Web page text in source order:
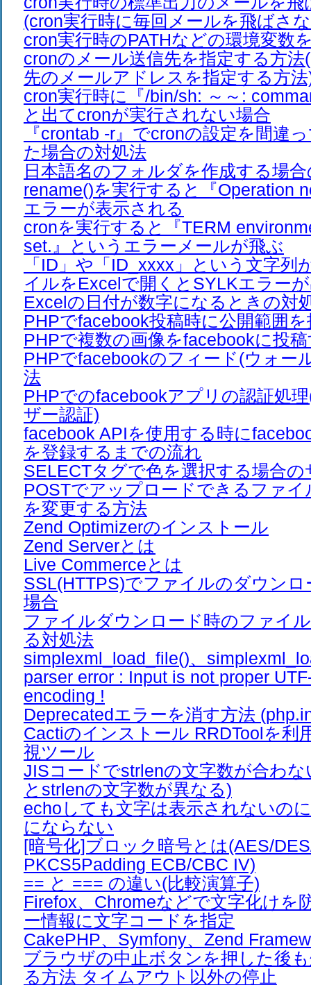
(cron実行時に毎回メールを飛ばさ
cron実行時のPATHなどの環境変数
cronのメール送信先を指定する方
先のメールアドレスを指定する方
cron実行時に『/bin/sh: ～～:
と出てcronが実行されない場合
『crontab -r』でcronの設定を間違
た場合の対処法
日本語名のフォルダを作成する場
rename()を実行すると『Operation
エラーが表示される
cronを実行すると『TERM
set.』というエラーメールが飛ぶ
「ID」や「ID_xxxx」という文字列
イルをExcelで開くとSYLKエラー
Excelの日付が数字になるときの対
PHPでfacebook投稿時に公開範囲
PHPで複数の画像をfacebookに投
PHPでfacebookのフィード(ウォー
法
PHPでのfacebookアプリの認証処
ザー認証)
facebook APIを使用する時に
を登録するまでの流れ
SELECTタグで色を選択する場合の
POSTでアップロードできるファ
を変更する方法
Zend Optimizerのインストール
Zend Serverとは
Live Commerceとは
SSL(HTTPS)でファイルのダウン
場合
ファイルダウンロード時のファイ
る対処法
simplexml_load_file()、
parser error : Input is not proper
encoding !
Deprecatedエラーを消す方法
Cactiのインストール RRDToolを利
視ツール
JISコードでstrlenの文字数が合わな
とstrlenの文字数が異なる)
echoしても文字は表示されないの
にならない
[暗号化]ブロック暗号とは(AES/
PKCS5Padding ECB/CBC IV)
== と === の違い(比較演算子)
Firefox、Chromeなどで文字化けを
ー情報に文字コードを指定
CakePHP、Symfony、Zend
ブラウザの中止ボタンを押した後
る方法 タイムアウト以外の停止